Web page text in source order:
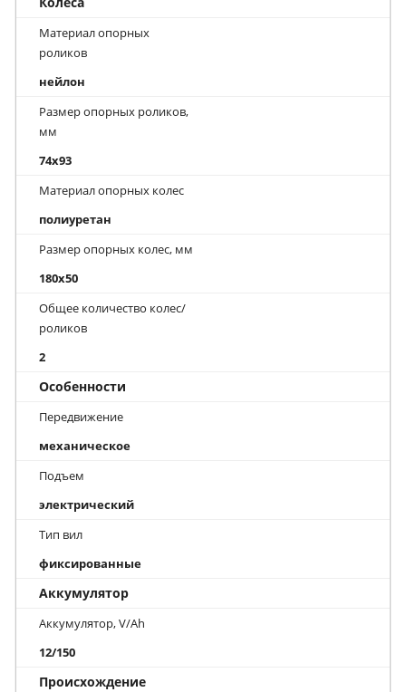
Материал опорных
роликов
нейлон
Размер опорных роликов,
мм
74x93
Материал опорных колес
полиуретан
Размер опорных колес, мм
180x50
Общее количество колес/
роликов
2
Особенности
Передвижение
механическое
Подъем
электрический
Тип вил
фиксированные
Аккумулятор
Аккумулятор, V/Ah
12/150
Происхождение